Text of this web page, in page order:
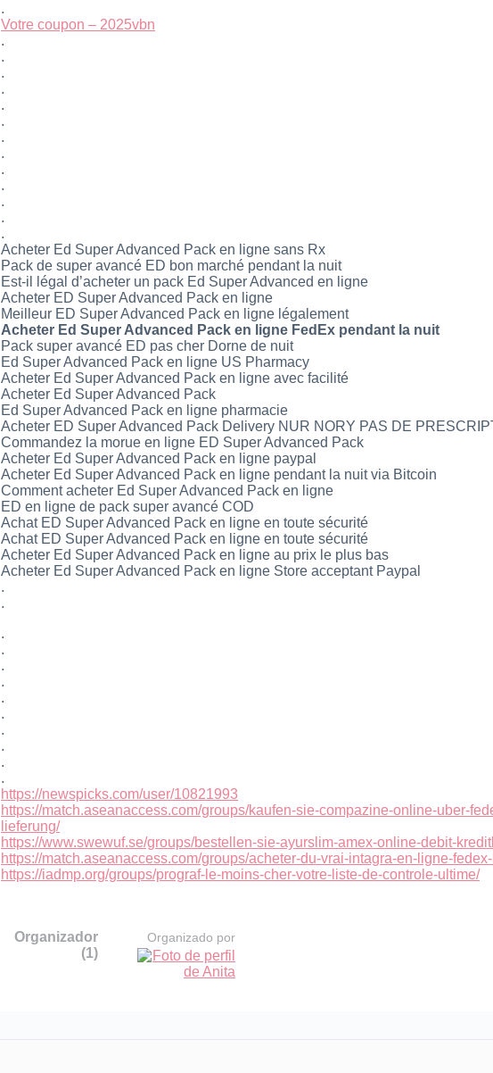
.
Votre coupon – 2025vbn
.
.
.
.
.
.
.
.
.
.
.
.
.
Acheter Ed Super Advanced Pack en ligne sans Rx
Pack de super avancé ED bon marché pendant la nuit
Est-il légal d’acheter un pack Ed Super Advanced en ligne
Acheter ED Super Advanced Pack en ligne
Meilleur ED Super Advanced Pack en ligne légalement
Acheter Ed Super Advanced Pack en ligne FedEx pendant la nuit
Pack super avancé ED pas cher Dorne de nuit
Ed Super Advanced Pack en ligne US Pharmacy
Acheter Ed Super Advanced Pack en ligne avec facilité
Acheter Ed Super Advanced Pack
Ed Super Advanced Pack en ligne pharmacie
Acheter ED Super Advanced Pack Delivery NUR NORY PAS DE
Commandez la morue en ligne ED Super Advanced Pack
Acheter Ed Super Advanced Pack en ligne paypal
Acheter Ed Super Advanced Pack en ligne pendant la nuit via Bitcoin
Comment acheter Ed Super Advanced Pack en ligne
ED en ligne de pack super avancé COD
Achat ED Super Advanced Pack en ligne en toute sécurité
Achat ED Super Advanced Pack en ligne en toute sécurité
Acheter Ed Super Advanced Pack en ligne au prix le plus bas
Acheter Ed Super Advanced Pack en ligne Store acceptant Paypal
.
.
.
.
.
.
.
.
.
.
.
.
https://newspicks.com/user/10821993
https://match.aseanaccess.com/groups/kaufen-sie-compazine-online-uber-
lieferung/
https://www.swewuf.se/groups/bestellen-sie-ayurslim-amex-online-debit-
https://match.aseanaccess.com/groups/acheter-du-vrai-intagra-en-ligne-
https://iadmp.org/groups/prograf-le-moins-cher-votre-liste-de-controle-ultime/
Organizador
(1)
Organizado por